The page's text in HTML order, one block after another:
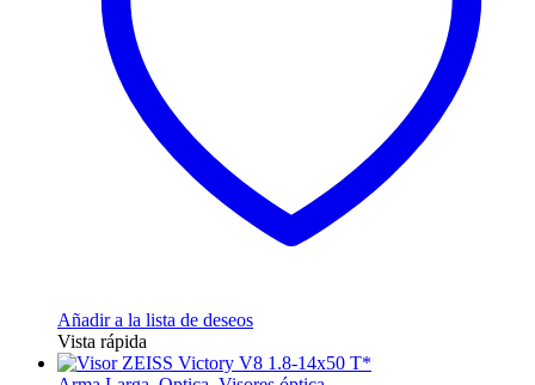
Añadir a la lista de deseos
Vista rápida